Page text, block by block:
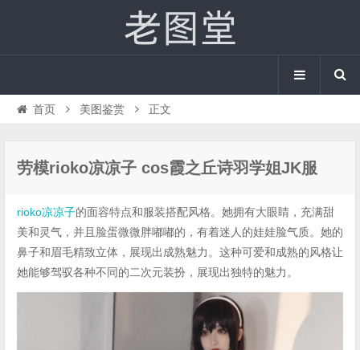
首页 美图鉴赏 正文
劳模rioko凉凉子 cos霞之丘诗羽学姐JK服
rioko凉凉子的面容特点和服装搭配风格。她拥有大眼睛，充满甜
美和灵气，并且脸蛋微微胖嘟嘟的，有着迷人的娃娃脸气质。她的
鼻子和眉毛精致立体，展现出成熟魅力。这种可爱和成熟的风格让
她能够驾驭各种不同的二次元装扮，展现出独特的魅力。